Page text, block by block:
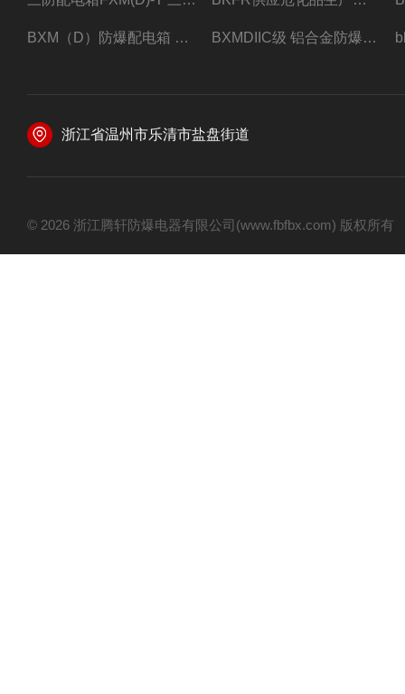
BXM（D）防爆配电箱 防爆照明动力箱厂家 定做 BXMDIIC级 铝合金防爆照明动力配电箱 加工定做
浙江省温州市乐清市盐盘街道
© 2026 浙江腾轩防爆电器有限公司(www.fbfbx.com) 版权所